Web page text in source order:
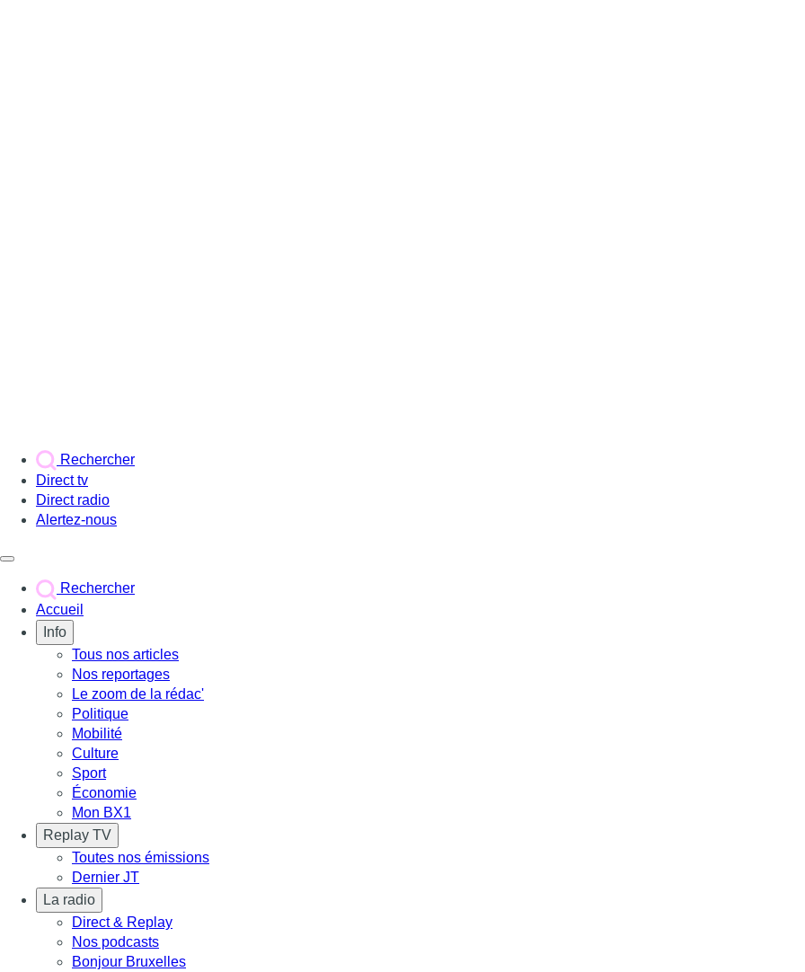
Rechercher
Direct tv
Direct radio
Alertez-nous
Rechercher
Accueil
Info
Tous nos articles
Nos reportages
Le zoom de la rédac'
Politique
Mobilité
Culture
Sport
Économie
Mon BX1
Replay TV
Toutes nos émissions
Dernier JT
La radio
Direct & Replay
Nos podcasts
Bonjour Bruxelles